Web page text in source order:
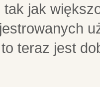
jak
teraz jest